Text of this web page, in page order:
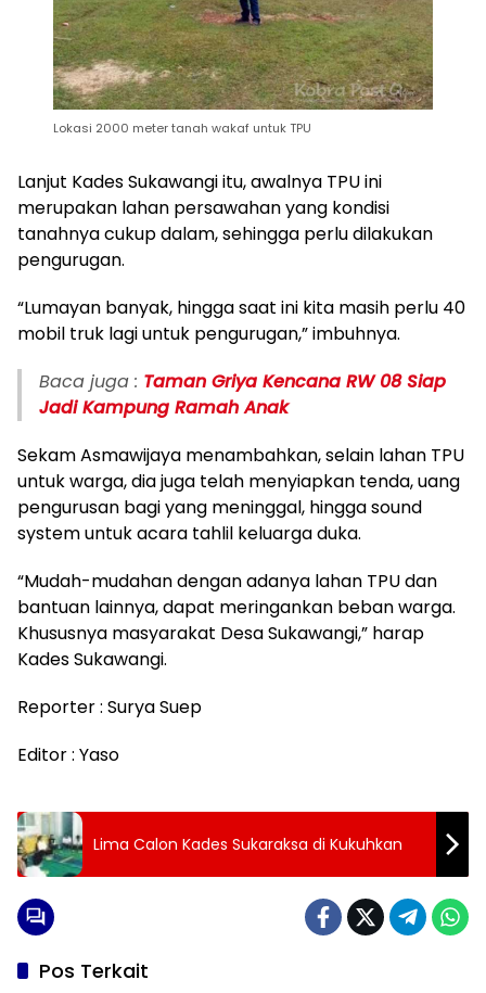
Lokasi 2000 meter tanah wakaf untuk TPU
Lanjut Kades Sukawangi itu, awalnya TPU ini
merupakan lahan persawahan yang kondisi
tanahnya cukup dalam, sehingga perlu dilakukan
pengurugan.
“Lumayan banyak, hingga saat ini kita masih perlu 40
mobil truk lagi untuk pengurugan,” imbuhnya.
Baca juga : Taman Griya Kencana RW 08 Siap
Jadi Kampung Ramah Anak
Sekam Asmawijaya menambahkan, selain lahan TPU
untuk warga, dia juga telah menyiapkan tenda, uang
pengurusan bagi yang meninggal, hingga sound
system untuk acara tahlil keluarga duka.
“Mudah-mudahan dengan adanya lahan TPU dan
bantuan lainnya, dapat meringankan beban warga.
Khususnya masyarakat Desa Sukawangi,” harap
Kades Sukawangi.
Reporter : Surya Suep
Editor : Yaso
Lima Calon Kades Sukaraksa di Kukuhkan
Pos Terkait